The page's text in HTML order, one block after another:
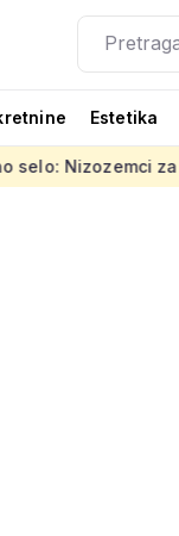
Estetika
za Kineze